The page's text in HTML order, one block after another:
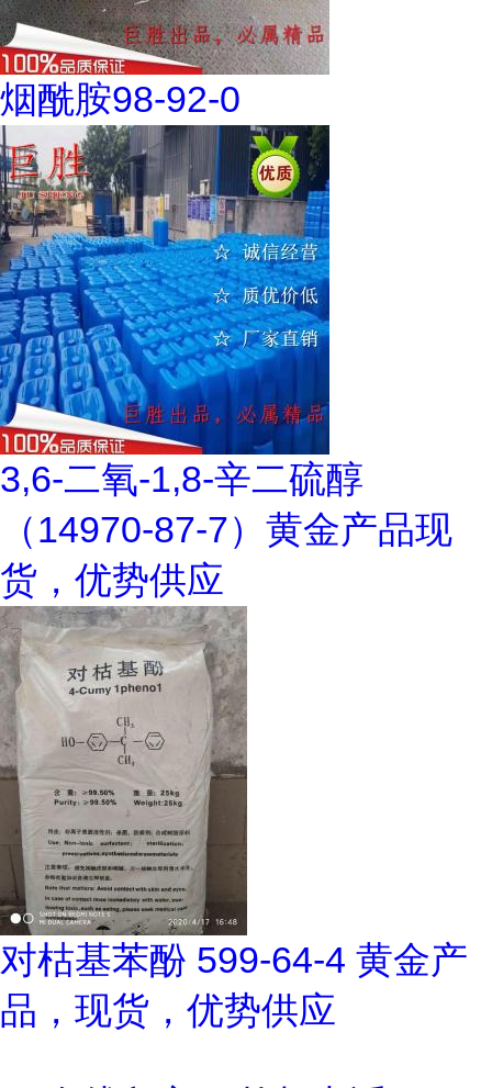
烟酰胺98-92-0
3,6-二氧-1,8-辛二硫醇
（14970-87-7）黄金产品现
货，优势供应
对枯基苯酚 599-64-4 黄金产
品，现货，优势供应